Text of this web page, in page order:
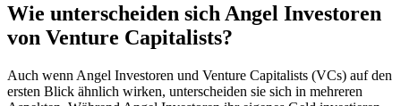
Wie unterscheiden sich Angel Investoren
von Venture Capitalists?
Auch wenn Angel Investoren und Venture Capitalists (VCs) auf den
ersten Blick ähnlich wirken, unterscheiden sie sich in mehreren